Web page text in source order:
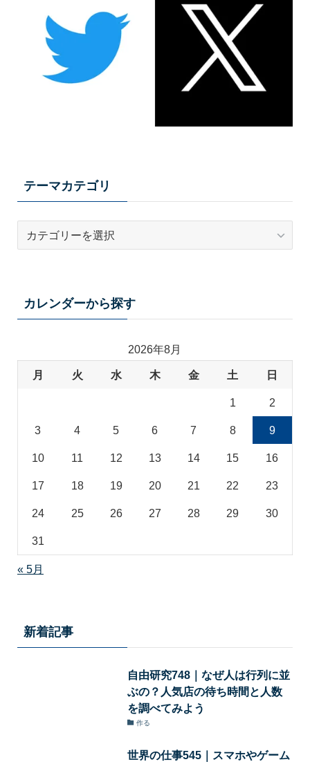
テーマカテゴリ
カレンダーから探す
2026年8月
月 火 水 木 金 土 日
1 2
3 4 5 6 7 8 9
10 11 12 13 14 15 16
17 18 19 20 21 22 23
24 25 26 27 28 29 30
31
« 5月
新着記事
自由研究748｜なぜ人は行列に並
ぶの？人気店の待ち時間と人数
を調べてみよう
作る
世界の仕事545｜スマホやゲーム